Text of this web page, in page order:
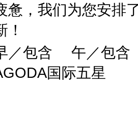
惫，我们为您安排
！
／包含 午／包
国际五星